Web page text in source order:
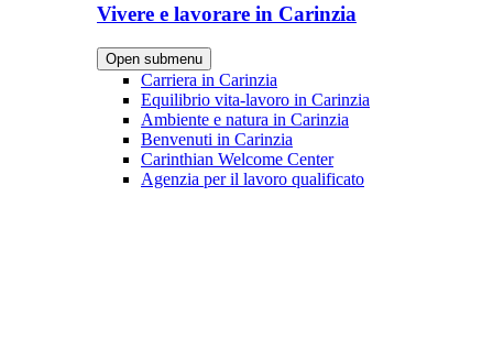
Vivere e lavorare in Carinzia
Open submenu
Carriera in Carinzia
Equilibrio vita-lavoro in Carinzia
Ambiente e natura in Carinzia
Benvenuti in Carinzia
Carinthian Welcome Center
Agenzia per il lavoro qualificato